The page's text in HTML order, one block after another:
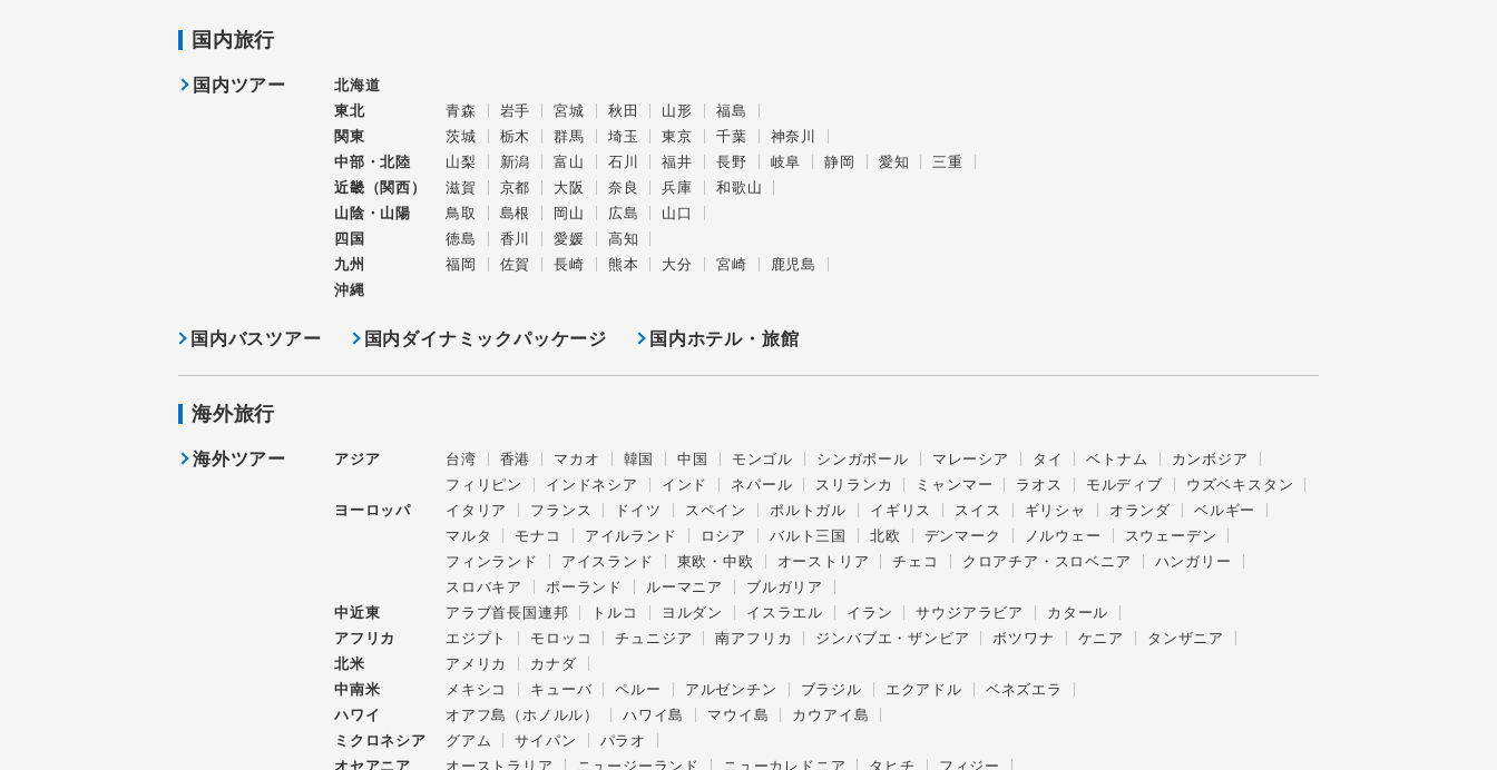
国内旅行
国内ツアー
北海道
東北
青森 岩手 宮城 秋田 山形
福島
関東
茨城 栃木 群馬 埼玉 東京 千葉
神奈川
中部・北陸
山梨 新潟 富山 石川 福井 長野 岐阜 静岡 愛知
三重
近畿（関西）
滋賀 京都 大阪 奈良 兵庫
和歌山
山陰・山陽
鳥取 島根 岡山 広島
山口
四国
徳島 香川 愛媛
高知
九州
福岡 佐賀 長崎 熊本 大分 宮崎
鹿児島
沖縄
国内バスツアー 国内ダイナミックパッケージ 国内ホテル・旅館
海外旅行
海外ツアー アジア 台湾 香港 マカオ 韓国 中国 モンゴル シンガポール マレーシア タイ ベトナム
カンボジア
フィリピン
インドネシア インド ネパール スリランカ ミャンマー ラオス モルディブ
ウズベキスタン
ヨーロッパ
イタリア フランス ドイツ スペイン ポルトガル イギリス スイス ギリシャ オランダ
ベルギー
マルタ
モナコ アイルランド ロシア バルト三国 北欧 デンマーク ノルウェー
スウェーデン
フィンランド
アイスランド 東欧・中欧 オーストリア チェコ クロアチア・スロベニア
ハンガリー
スロバキア
ポーランド ルーマニア
ブルガリア
中近東
アラブ首長国連邦 トルコ ヨルダン イスラエル イラン サウジアラビア
カタール
アフリカ
エジプト モロッコ チュニジア 南アフリカ ジンバブエ・ザンビア ボツワナ ケニア
タンザニア
北米
アメリカ
カナダ
中南米
メキシコ キューバ ペルー アルゼンチン ブラジル エクアドル
ベネズエラ
ハワイ
オアフ島（ホノルル） ハワイ島 マウイ島
カウアイ島
ミクロネシア
グアム サイパン
パラオ
オセアニア
オーストラリア ニュージーランド ニューカレドニア タヒチ フィジー